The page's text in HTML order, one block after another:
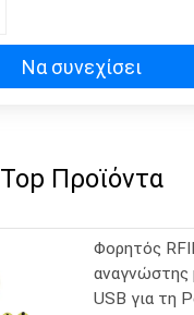
Να συνεχίσει
Top Προϊόντα
Φορητός
αναγνώστης
USB για τη